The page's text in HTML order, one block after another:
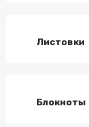
Листовки
Блокноты